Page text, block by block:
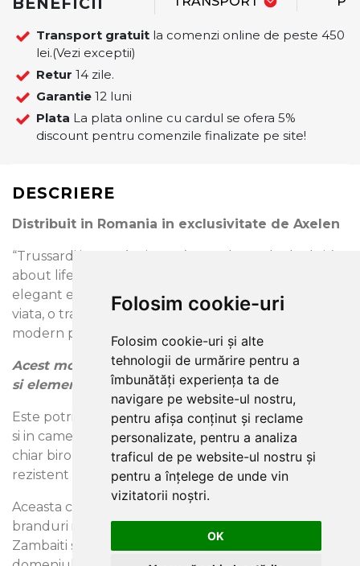
Folosim cookie-uri
Folosim cookie-uri și alte
tehnologii de urmărire pentru a
îmbunătăți experiența ta de
navigare pe website-ul nostru,
pentru afișa conținut și reclame
personalizate, pentru a analiza
traficul de pe website-ul nostru și
pentru a înțelege de unde vin
vizitatorii noștri.
OK
Transport gratuit la comenzi online de peste 450
lei.(Vezi exceptii)
Retur 14 zile.
Garantie 12 luni
Plata La plata online cu cardul se ofera 5%
discount pentru comenzile finalizate pe site!
DESCRIERE
Distribuit in Romania in exclusivitate de Axelen
“Trussardi is Pret-à-Vivre. It’s not about the look, it’s
about lifestyle”, spune Nicola Trussardi Decorul
elegant este mai mult decat un look, este un stil de
viata, o transpunere a clasicului într-un spatiu
modern prin texturi si modele inedite.
Acest model prezinta usoare insertii stralucitoare
si elemente in relief la atingere.
Este potrivit atat in livinguri, dormitoare si holuri, cat
si in camere de hotel, restaurante, baruri, cluburi si
chiar birouri. Calitate deosebita, superlavabil si
rezistent la frecare si zgarieturi.
Aceasta colectie este rezultatul colaborarii a doua
branduri italiene de renume: producatorul de tapet
Zambaiti si compania Trussardi, renumita atat in